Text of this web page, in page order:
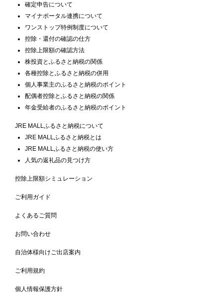
確定申告について
マイナポータル連携について
ワンストップ特例制度について
控除・還付の確認の仕方
控除上限額の確認方法
株投資とふるさと納税の関係
各種控除とふるさと納税の併用
個人事業主のふるさと納税のポイント
配偶者控除とふるさと納税の関係
年金受給者のふるさと納税のポイント
JRE MALLふるさと納税について
JRE MALLふるさと納税とは
JRE MALLふるさと納税の使い方
人気の返礼品の見つけ方
控除上限額シミュレーション
ご利用ガイド
よくあるご質問
お問い合わせ
自治体様向けご出店案内
ご利用規約
個人情報保護方針